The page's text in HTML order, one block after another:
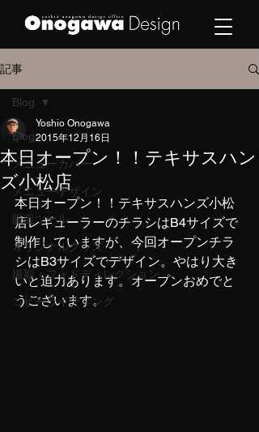
記事
Blog
メニューカバー
メニューデザイン
販促ツール
オリジナルグッズ
撮影・フォトディレクション
コピーライティング
Blog
本日オープン！！テキサスハン
ズ小松店
Yoshio Onogawa
2015年12月16日
本日オープン！！テキサスハンズ小松
店レギューラーのチラシはB4サイズで
制作していますが、今回オープンチラ
シはB3サイズでデザイン。やはり大き
いと迫力あります。オープンおめでと
うございます。